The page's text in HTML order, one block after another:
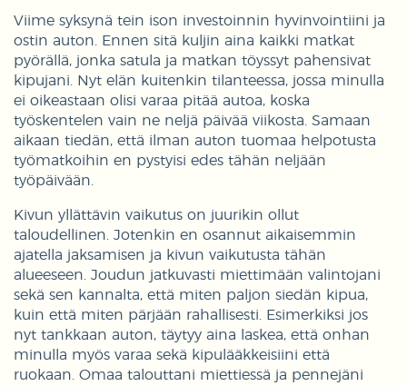
Viime syksynä tein ison investoinnin hyvinvointiini ja
ostin auton. Ennen sitä kuljin aina kaikki matkat
pyörällä, jonka satula ja matkan töyssyt pahensivat
kipujani. Nyt elän kuitenkin tilanteessa, jossa minulla
ei oikeastaan olisi varaa pitää autoa, koska
työskentelen vain ne neljä päivää viikosta. Samaan
aikaan tiedän, että ilman auton tuomaa helpotusta
työmatkoihin en pystyisi edes tähän neljään
työpäivään.
Kivun yllättävin vaikutus on juurikin ollut
taloudellinen. Jotenkin en osannut aikaisemmin
ajatella jaksamisen ja kivun vaikutusta tähän
alueeseen. Joudun jatkuvasti miettimään valintojani
sekä sen kannalta, että miten paljon siedän kipua,
kuin että miten pärjään rahallisesti. Esimerkiksi jos
nyt tankkaan auton, täytyy aina laskea, että onhan
minulla myös varaa sekä kipulääkkeisiini että
ruokaan. Omaa talouttani miettiessä ja pennejäni